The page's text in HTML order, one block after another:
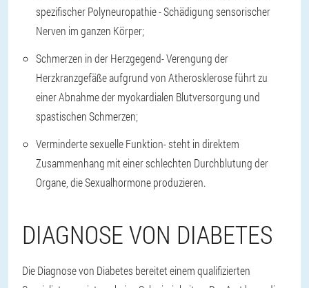
spezifischer Polyneuropathie - Schädigung sensorischer
Nerven im ganzen Körper;
Schmerzen in der Herzgegend- Verengung der
Herzkranzgefäße aufgrund von Atherosklerose führt zu
einer Abnahme der myokardialen Blutversorgung und
spastischen Schmerzen;
Verminderte sexuelle Funktion- steht in direktem
Zusammenhang mit einer schlechten Durchblutung der
Organe, die Sexualhormone produzieren.
DIAGNOSE VON DIABETES
Die Diagnose von Diabetes bereitet einem qualifizierten